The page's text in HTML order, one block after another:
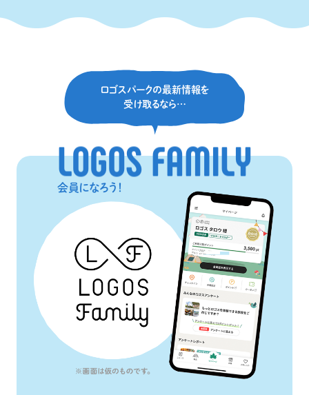
ロゴスパークの最新情報を
受け取るなら…
LOGOSFAMILY
会員になろう！